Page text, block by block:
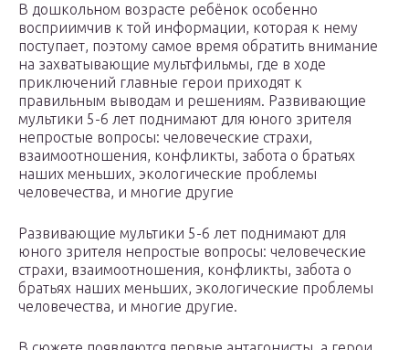
В дошкольном возрасте ребёнок особенно
восприимчив к той информации, которая к нему
поступает, поэтому самое время обратить внимание
на захватывающие мультфильмы, где в ходе
приключений главные герои приходят к
правильным выводам и решениям. Развивающие
мультики 5-6 лет поднимают для юного зрителя
непростые вопросы: человеческие страхи,
взаимоотношения, конфликты, забота о братьях
наших меньших, экологические проблемы
человечества, и многие другие
Развивающие мультики 5-6 лет поднимают для
юного зрителя непростые вопросы: человеческие
страхи, взаимоотношения, конфликты, забота о
братьях наших меньших, экологические проблемы
человечества, и многие другие.